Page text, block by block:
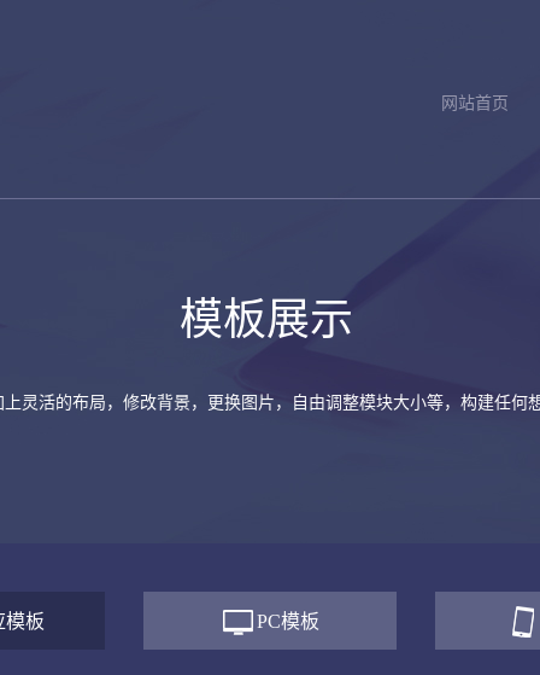
网站首页
模板展示
上灵活的布局，修改背景，更换图片，自由调整模块大小等，构建任何
模板 PC模板